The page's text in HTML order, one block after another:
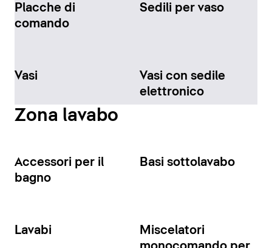
Placche di
comando
Sedili per vaso
Vasi
Vasi con sedile
elettronico
Zona lavabo
Accessori per il
bagno
Basi sottolavabo
Lavabi
Miscelatori